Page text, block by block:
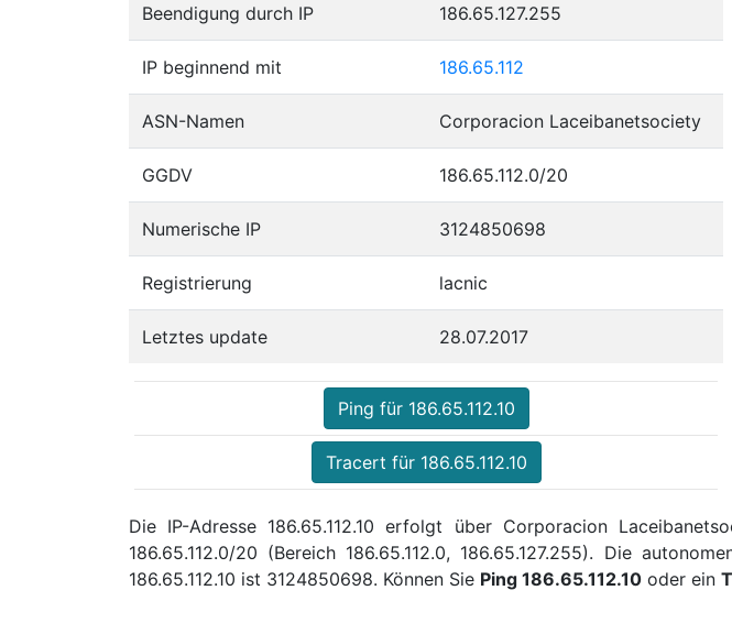
Beendigung durch IP 186.65.127.255
IP beginnend mit 186.65.112
ASN-Namen Corporacion Laceibanetsociety
GGDV 186.65.112.0/20
Numerische IP 3124850698
Registrierung lacnic
Letztes update 28.07.2017
Ping für 186.65.112.10
Tracert für 186.65.112.10
Die IP-Adresse 186.65.112.10 erfolgt über Corporacion
186.65.112.0/20 (Bereich 186.65.112.0, 186.65.127.255). Die
186.65.112.10 ist 3124850698. Können Sie Ping 186.65.112.10 oder ein